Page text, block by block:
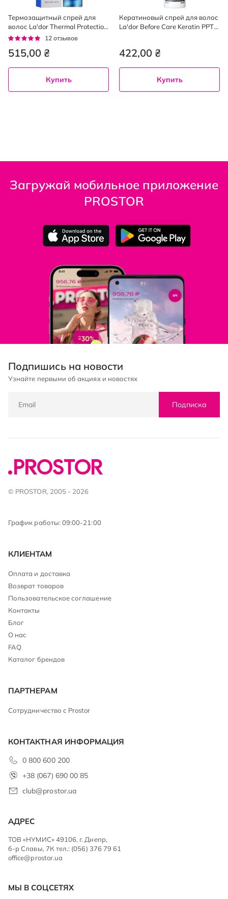
Термозащитный спрей для
волос La'dor Thermal Protection
Spray 100 мл
Рейтинг:
12 отзывов
515,00 ₴
Купить
Кератиновый спрей для волос
La'dor Before Care Keratin PPT
422,00 ₴
Купить
Загружай мобильное приложение
PROSTOR
Подпишись на новости
Узнайте первыми об акциях и новостях
Подписка
© PROSTOR, 2005 - 2026
График работы: 09:00-21:00
КЛИЕНТАМ
Оплата и доставка
Возврат товаров
Пользовательское соглашение
Контакты
Блог
О нас
FAQ
Каталог брендов
ПАРТНЕРАМ
Сотрудничество с Prostor
КОНТАКТНАЯ ИНФОРМАЦИЯ
0 800 600 200
+38 (067) 690 00 85
club@prostor.ua
АДРЕС
ТОВ «НУМИС» 49106, г. Днепр,
б-р Славы, 7К тел.: (056) 376 79 61
office@prostor.ua
МЫ В СОЦСЕТЯХ